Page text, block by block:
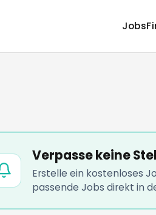
Jobs
Verpasse keine
Erstelle ein kostenloses
passende Jobs direkt in